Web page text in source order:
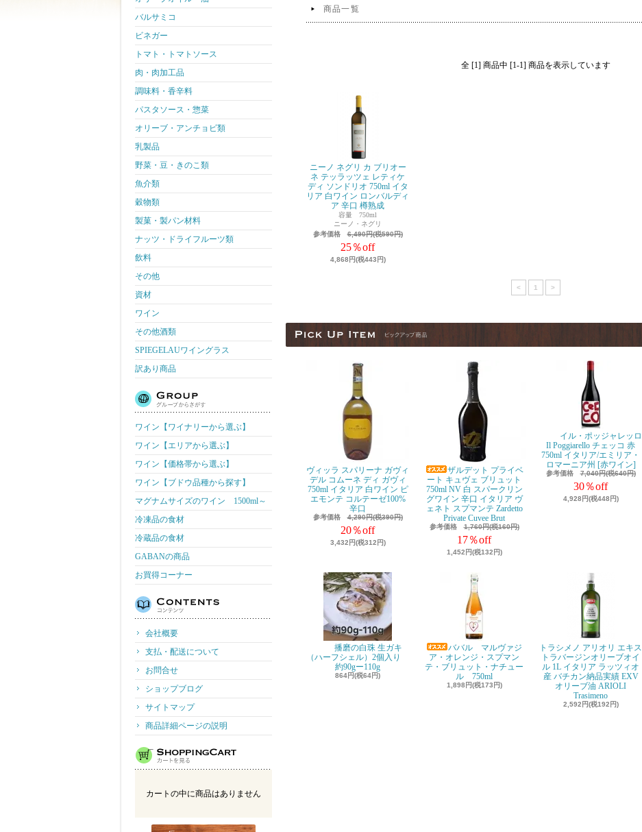
バルサミコ
ビネガー
トマト・トマトソース
肉・肉加工品
調味料・香辛料
パスタソース・惣菜
オリーブ・アンチョビ類
乳製品
野菜・豆・きのこ類
魚介類
穀物類
製菓・製パン材料
ナッツ・ドライフルーツ類
飲料
その他
資材
ワイン
その他酒類
SPIEGELAUワイングラス
訳あり商品
ワイン【ワイナリーから選ぶ】
ワイン【エリアから選ぶ】
ワイン【価格帯から選ぶ】
ワイン【ブドウ品種から探す】
マグナムサイズのワイン 1500ml～
冷凍品の食材
冷蔵品の食材
GABANの商品
お買得コーナー
会社概要
支払・配送について
お問合せ
ショップブログ
サイトマップ
商品詳細ページの説明
カートの中に商品はありません
商品一覧
全 [1] 商品中 [1-1] 商品を表示しています
ニーノ ネグリ カ ブリオー
ネ テッラッツェ レティケ
ディ ソンドリオ 750ml イタ
リア 白ワイン ロンバルディ
ア 辛口 樽熟成
容量 750ml
ニーノ・ネグリ
参考価格6,490円(税590円)
25％off
4,868円(税443円)
< 1 >
ヴィッラ スパリーナ ガヴィ
デル コムーネ ディ ガヴィ
750ml イタリア 白ワイン ピ
エモンテ コルテーゼ100%
辛口
参考価格4,290円(税390円)
20％off
3,432円(税312円)
ザルデット プライベ
ート キュヴェ ブリュット
750ml NV 白 スパークリン
グワイン 辛口 イタリア ヴ
ェネト スプマンテ Zardetto
Private Cuvee Brut
参考価格1,760円(税160円)
17％off
1,452円(税132円)
イル・ポッジャレッロ
Il Poggiarello チェッコ 赤
750ml イタリア/エミリア・
ロマーニア州 [赤ワイン]
参考価格7,040円(税640円)
30％off
4,928円(税448円)
播磨の白珠 生ガキ
（ハーフシェル）2個入り
約90gー110g
864円(税64円)
ババル マルヴァジ
ア・オレンジ・スプマン
テ・ブリュット・ナチュー
ル 750ml
1,898円(税173円)
トラシメノ アリオリ エキス
トラバージンオリーブオイ
ル 1L イタリア ラッツィオ
産 バチカン納品実績 EXV
オリーブ油 ARIOLI
Trasimeno
2,592円(税192円)